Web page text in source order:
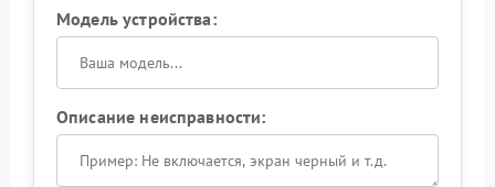
Модель устройства:
Описание неисправности: